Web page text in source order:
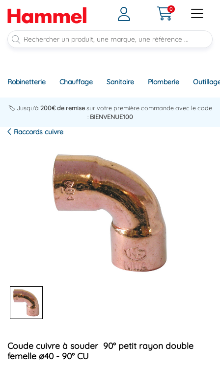
0
Robinetterie Chauffage Sanitaire Plomberie
🏷️ Jusqu'à 200€ de remisesur votre première commande avec le code
: BIENVENUE100
Raccords cuivre
Coude cuivre à souder 90° petit rayon double
femelle ø40 - 90° CU